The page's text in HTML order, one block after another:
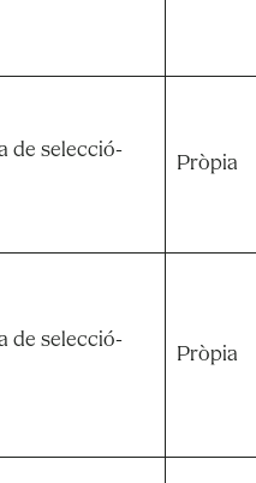
de selecció-
Pròpia
de selecció-
Pròpia